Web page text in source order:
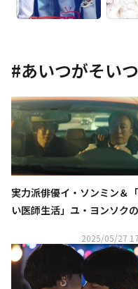
#あいつがそい
実力派俳優イ・ソンミン＆
い医師生活」ユ・ヨンソク
も！6月の衛星劇場に注目
2025/05/27